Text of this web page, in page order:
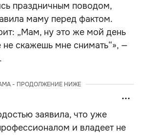
праздничным поводом,
маму перед фактом.
„Мам, ну это же мой день
скажешь мне снимать“», —
- ПРОДОЛЖЕНИЕ НИЖЕ
заявила, что уже
и владеет не